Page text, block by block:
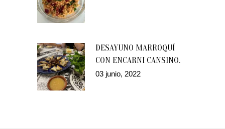
DESAYUNO MARROQUÍ
CON ENCARNI CANSINO.
03 junio, 2022